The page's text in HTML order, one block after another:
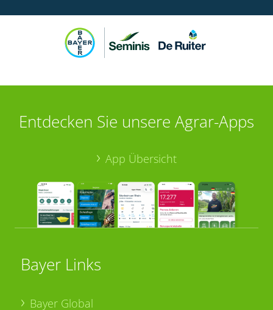
Entdecken Sie unsere Agrar-Apps
App Übersicht
Bayer Links
Bayer Global